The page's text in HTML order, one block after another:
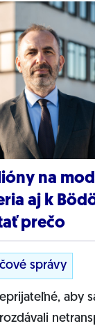
na
aj k
prečo
správy
aby